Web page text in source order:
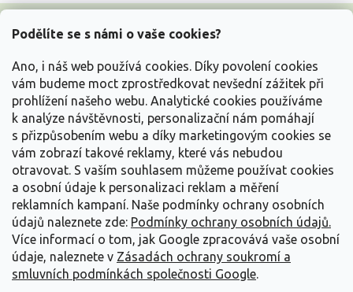
Podělíte se s námi o vaše cookies?
Ano, i náš web používá cookies. Díky povolení cookies
vám budeme moct zprostředkovat nevšední zážitek při
prohlížení našeho webu. Analytické cookies používáme
k analýze návštěvnosti, personalizační nám pomáhají
s přizpůsobením webu a díky marketingovým cookies se
vám zobrazí takové reklamy, které vás nebudou
otravovat. S vaším souhlasem můžeme používat cookies
a osobní údaje k personalizaci reklam a měření
reklamních kampaní. Naše podmínky ochrany osobních
údajů naleznete zde: Podmínky ochrany osobních údajů.
Více informací o tom, jak Google zpracovává vaše osobní
údaje, naleznete v Zásadách ochrany soukromí a
smluvních podmínkách společnosti Google.
Z
Vše o nákupu
Informace pro Vás
Kontakujte nás